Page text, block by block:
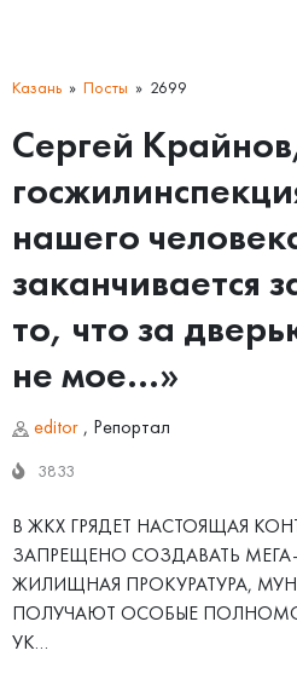
Казань Посты 2699
Сергей
нашего
заканчивается
то, что за
не мое…»
editor , Репортал
3833
В ЖКХ ГРЯДЕТ НАСТОЯЩАЯ
ЗАПРЕЩЕНО СОЗДАВАТЬ
ЖИЛИЩНАЯ ПРОКУРАТУРА,
ПОЛУЧАЮТ ОСОБЫЕ
УК…